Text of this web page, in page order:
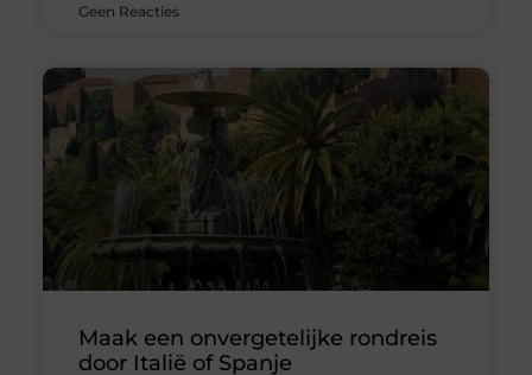
Geen Reacties
Maak een onvergetelijke rondreis
door Italië of Spanje